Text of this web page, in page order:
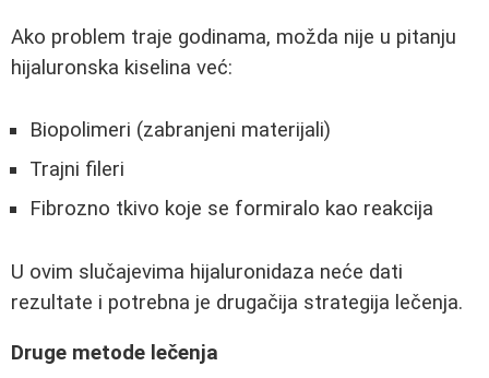
Ako problem traje godinama, možda nije u pitanju
hijaluronska kiselina već:
Biopolimeri (zabranjeni materijali)
Trajni fileri
Fibrozno tkivo koje se formiralo kao reakcija
U ovim slučajevima hijaluronidaza neće dati
rezultate i potrebna je drugačija strategija lečenja.
Druge metode lečenja